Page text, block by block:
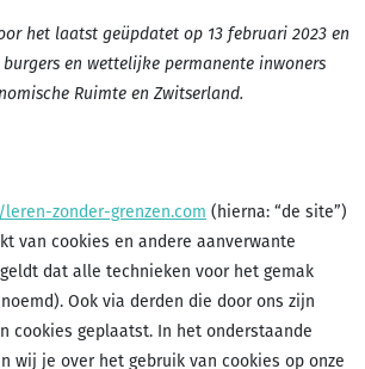
het laatst geüpdatet op 13 februari 2023 en
en wettelijke permanente inwoners
Ruimte en Zwitserland.
zonder-grenzen.com (hierna: “de site”)
van cookies en andere aanverwante
dat alle technieken voor het gemak
Ook via derden die door ons zijn
cookies geplaatst. In het onderstaande
wij je over het gebruik van cookies op onze